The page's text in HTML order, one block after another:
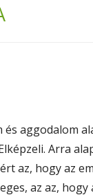
aggodalom
Arra
az, hogy az
az az,